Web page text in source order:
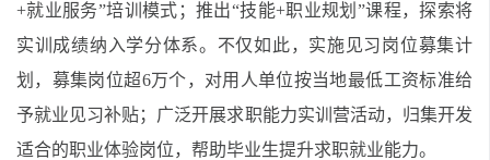
+就业服务”培训模式；推出“技能+职业规划”课程，探索将
实训成绩纳入学分体系。不仅如此，实施见习岗位募集计
划，募集岗位超6万个，对用人单位按当地最低工资标准给
予就业见习补贴；广泛开展求职能力实训营活动，归集开发
适合的职业体验岗位，帮助毕业生提升求职就业能力。